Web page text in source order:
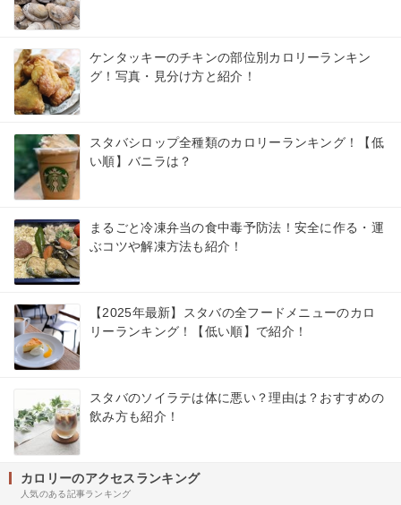
ケンタッキーのチキンの部位別カロリーランキン
グ！写真・見分け方と紹介！
スタバシロップ全種類のカロリーランキング！【低
い順】バニラは？
まるごと冷凍弁当の食中毒予防法！安全に作る・運
ぶコツや解凍方法も紹介！
【2025年最新】スタバの全フードメニューのカロ
リーランキング！【低い順】で紹介！
スタバのソイラテは体に悪い？理由は？おすすめの
飲み方も紹介！
カロリーのアクセスランキング
人気のある記事ランキング